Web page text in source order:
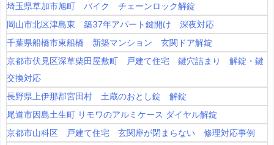
埼玉県草加市旭町 バイク チェーンロック解錠
岡山市北区津島東 築37年アパート鍵開け 深夜対応
千葉県船橋市東船橋 新築マンション 玄関ドア解錠
京都市伏見区深草柴田屋敷町 戸建て住宅 鍵穴詰まり 解錠・鍵
交換対応
長野県上伊那郡宮田村 土蔵のおとし錠 解錠
尾道市因島土生町 リモワのアルミケース ダイヤル解錠
京都市山科区 戸建て住宅 玄関扉が閉まらない 修理対応事例